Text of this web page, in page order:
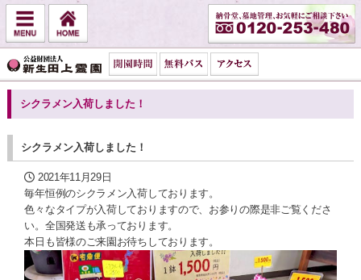
シクラメン入荷しました！
シクラメン入荷しました！
2021年11月29日
毎年恒例のシクラメン入荷しております。
色々なタイプが入荷しておりますので、お参りの際是非ご覧くださ
い。全国発送も承っております。
本日も皆様のご来園お待ちしております。